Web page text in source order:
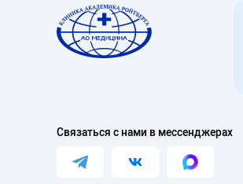
Связаться с нами в мессенджерах